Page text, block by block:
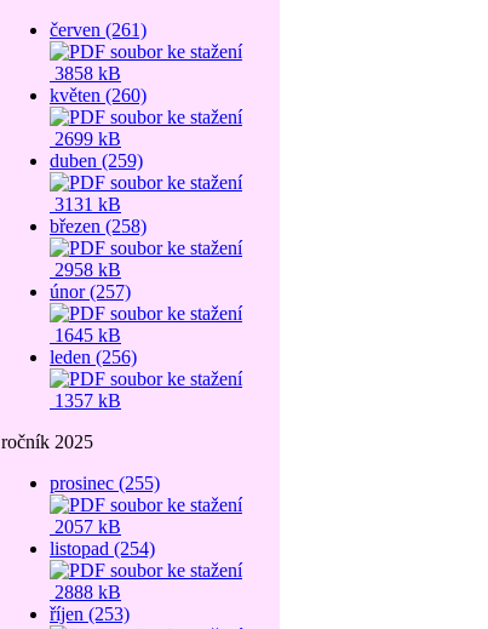
červen (261)
3858 kB
květen (260)
2699 kB
duben (259)
3131 kB
březen (258)
2958 kB
únor (257)
1645 kB
leden (256)
1357 kB
ročník 2025
prosinec (255)
2057 kB
listopad (254)
2888 kB
říjen (253)